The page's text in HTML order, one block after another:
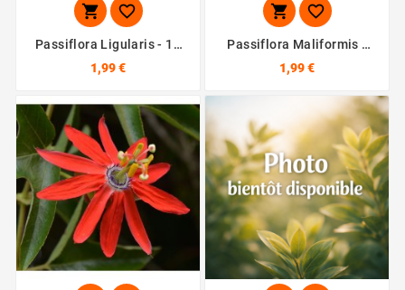
 
Passiflora Ligularis - 10
Graines
1,99 €
 
Passiflora Maliformis -
10 Graines
1,99 €